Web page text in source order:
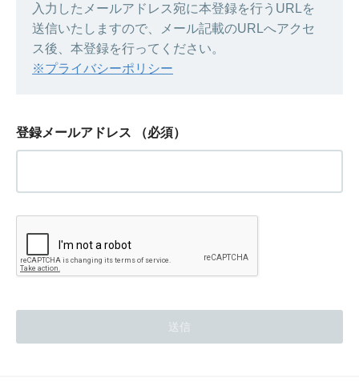
入力したメールアドレス宛に本登録を行うURLを
送信いたしますので、メール記載のURLへアクセ
ス後、本登録を行ってください。
※プライバシーポリシー
登録メールアドレス （必須）